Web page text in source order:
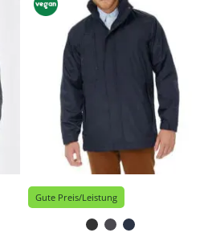
Gute Preis/Leistung